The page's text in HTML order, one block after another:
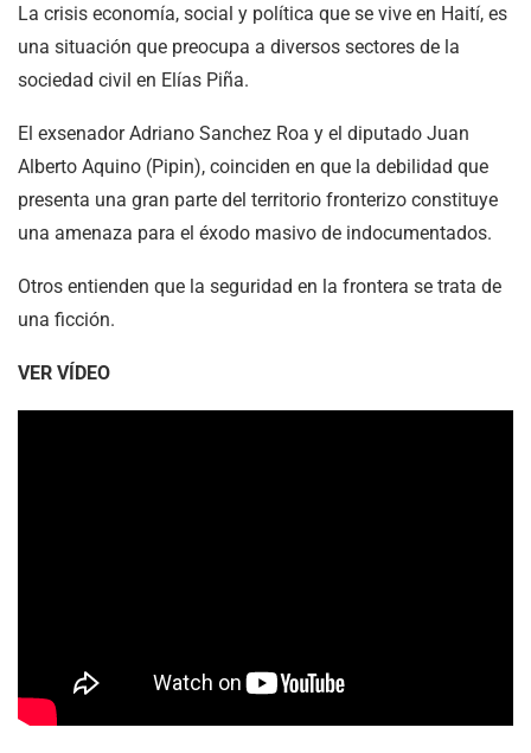
La crisis economía, social y política que se vive en Haití, es
una situación que preocupa a diversos sectores de la
sociedad civil en Elías Piña.
El exsenador Adriano Sanchez Roa y el diputado Juan
Alberto Aquino (Pipin), coinciden en que la debilidad que
presenta una gran parte del territorio fronterizo constituye
una amenaza para el éxodo masivo de indocumentados.
Otros entienden que la seguridad en la frontera se trata de
una ficción.
VER VÍDEO